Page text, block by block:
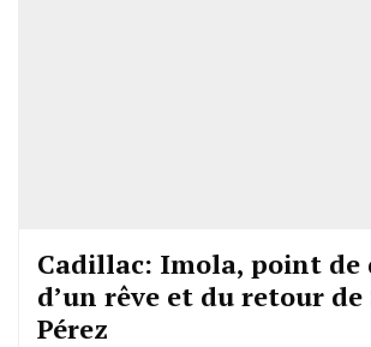
Cadillac: Imola, point de
d’un rêve et du retour de
Pérez